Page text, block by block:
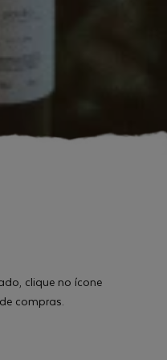
clique no ícone
compras.